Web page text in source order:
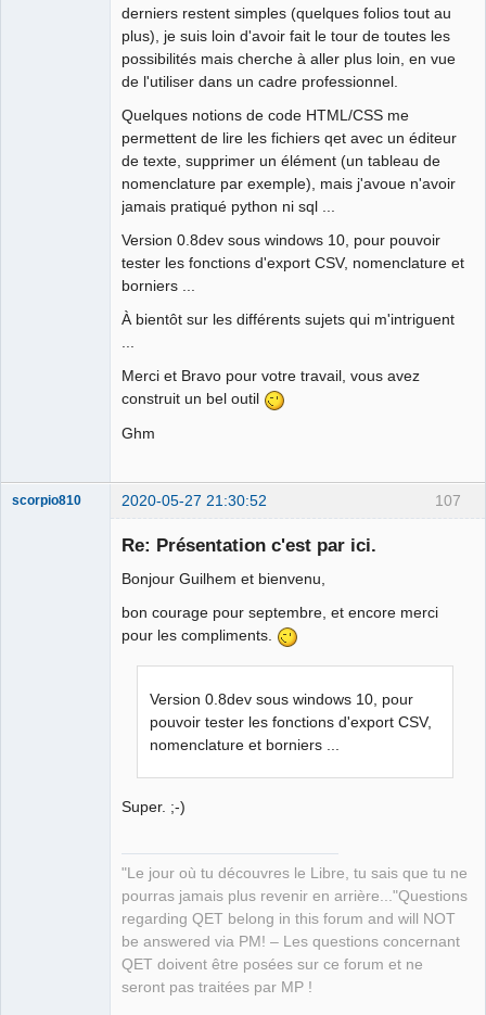
derniers restent simples (quelques folios tout au
plus), je suis loin d'avoir fait le tour de toutes les
possibilités mais cherche à aller plus loin, en vue
de l'utiliser dans un cadre professionnel.
Quelques notions de code HTML/CSS me
permettent de lire les fichiers qet avec un éditeur
de texte, supprimer un élément (un tableau de
nomenclature par exemple), mais j'avoue n'avoir
jamais pratiqué python ni sql ...
Version 0.8dev sous windows 10, pour pouvoir
tester les fonctions d'export CSV, nomenclature et
borniers ...
À bientôt sur les différents sujets qui m'intriguent
Merci et Bravo pour votre travail, vous avez
construit un bel outil
Ghm
107
scorpio810 2020-05-27 21:30:52
Re: Présentation c'est par ici.
Bonjour Guilhem et bienvenu,
bon courage pour septembre, et encore merci
pour les compliments.
Version 0.8dev sous windows 10, pour
pouvoir tester les fonctions d'export CSV,
nomenclature et borniers ...
Super. ;-)
"Le jour où tu découvres le Libre, tu sais que tu ne
pourras jamais plus revenir en arrière..."Questions
regarding QET belong in this forum and will NOT
be answered via PM! – Les questions concernant
QET doivent être posées sur ce forum et ne
seront pas traitées par MP !